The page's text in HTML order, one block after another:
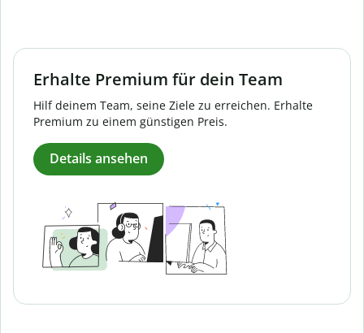
Erhalte Premium für dein Team
Hilf deinem Team, seine Ziele zu erreichen. Erhalte
Premium zu einem günstigen Preis.
Details ansehen